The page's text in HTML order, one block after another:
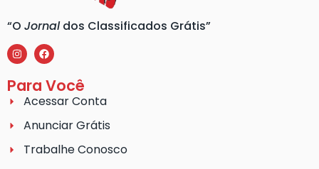
“O Jornaldos Classificados Grátis”
Para Você
Acessar Conta
Anunciar Grátis
Trabalhe Conosco